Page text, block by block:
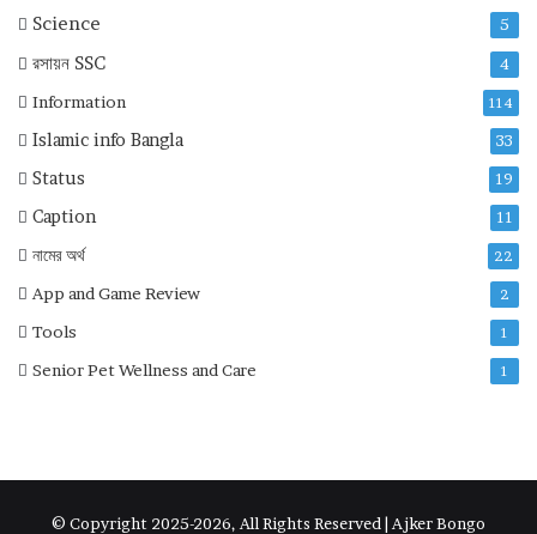
Science 5
রসায়ন SSC 4
Information 114
Islamic info Bangla 33
Status 19
Caption 11
নামের অর্থ 22
App and Game Review 2
Tools 1
Senior Pet Wellness and Care 1
© Copyright 2025-2026, All Rights Reserved | Ajker Bongo